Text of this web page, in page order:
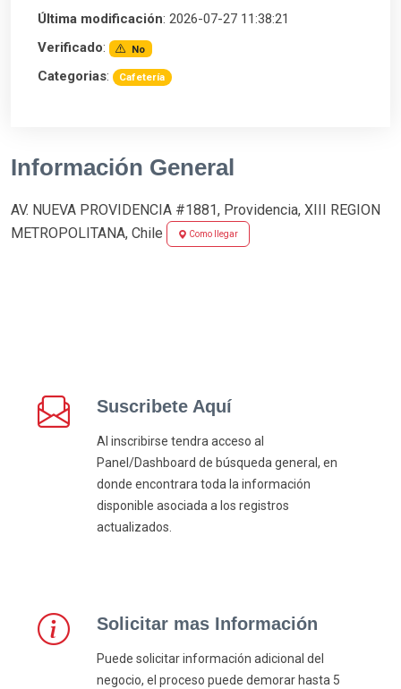
Última modificación: 2026-07-27 11:38:21
Verificado: No
Categorias: Cafetería
Información General
AV. NUEVA PROVIDENCIA #1881, Providencia, XIII REGION
METROPOLITANA, Chile
Como llegar
Suscribete Aquí
Al inscribirse tendra acceso al
Panel/Dashboard de búsqueda general, en
donde encontrara toda la información
disponible asociada a los registros
actualizados.
Solicitar mas Información
Puede solicitar información adicional del
negocio, el proceso puede demorar hasta 5